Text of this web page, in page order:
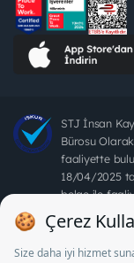
STJ İnsan
Bürosu
faaliyette
18/04/2025
belge ile
arayanlardan